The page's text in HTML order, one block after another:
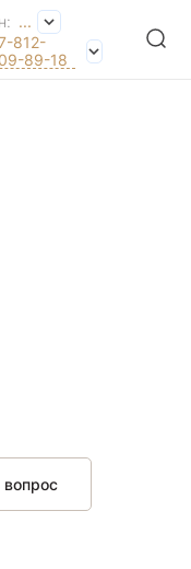
...
812-
89-18
вопрос